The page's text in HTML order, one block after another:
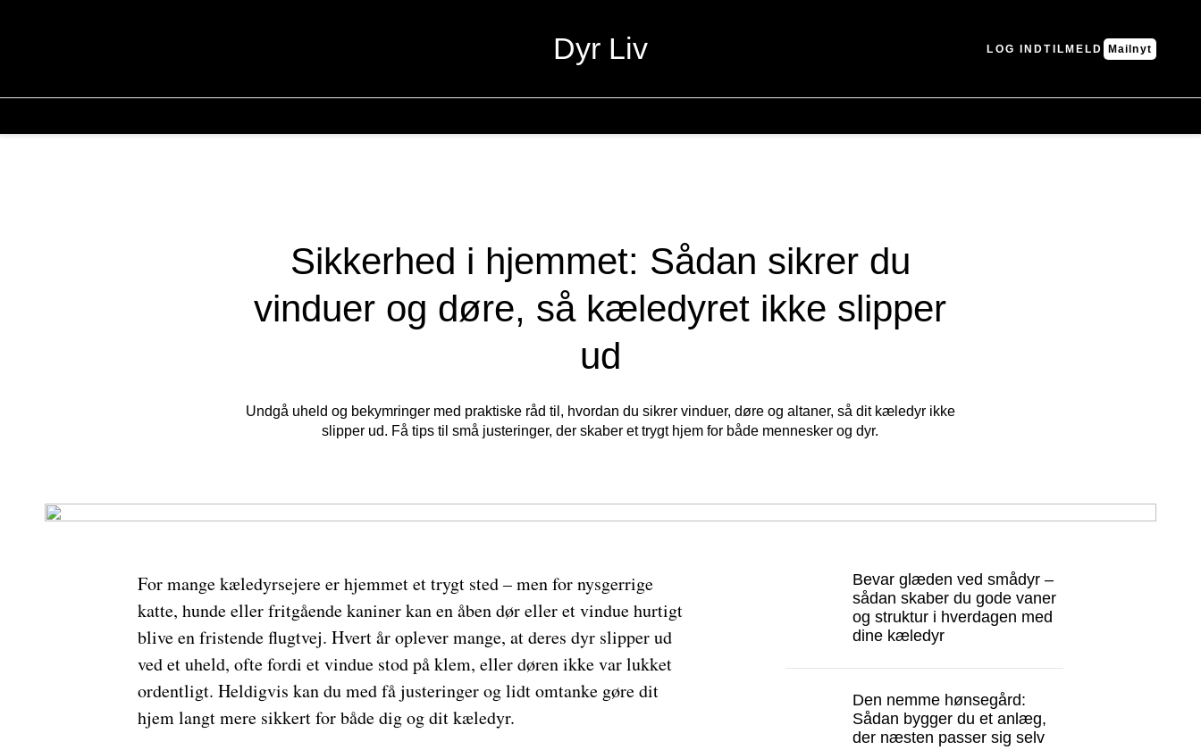
Dyr Liv LOG INDTILMELD Mailnyt
Sikkerhed i hjemmet: Sådan sikrer du
vinduer og døre, så kæledyret ikke slipper
ud
Undgå uheld og bekymringer med praktiske råd til, hvordan du sikrer vinduer, døre og altaner, så dit kæledyr ikke
slipper ud. Få tips til små justeringer, der skaber et trygt hjem for både mennesker og dyr.
For mange kæledyrsejere er hjemmet et trygt sted – men for nysgerrige
katte, hunde eller fritgående kaniner kan en åben dør eller et vindue hurtigt
blive en fristende flugtvej. Hvert år oplever mange, at deres dyr slipper ud
ved et uheld, ofte fordi et vindue stod på klem, eller døren ikke var lukket
ordentligt. Heldigvis kan du med få justeringer og lidt omtanke gøre dit
hjem langt mere sikkert for både dig og dit kæledyr.
Bevar glæden ved smådyr –
sådan skaber du gode vaner
og struktur i hverdagen med
dine kæledyr
Den nemme hønsegård:
Sådan bygger du et anlæg,
der næsten passer sig selv